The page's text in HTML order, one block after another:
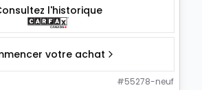
l'historique
votre achat
#55278-neuf